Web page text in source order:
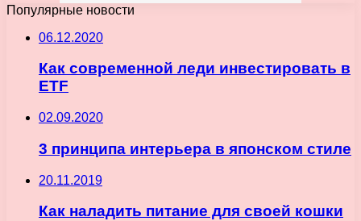
Популярные новости
06.12.2020
Как современной леди инвестировать в
ETF
02.09.2020
3 принципа интерьера в японском стиле
20.11.2019
Как наладить питание для своей кошки